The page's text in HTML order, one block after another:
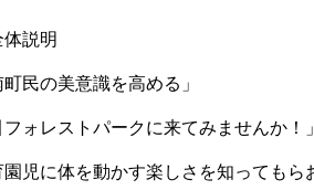
説明
の美意識を高める」
に来てみませんか！」
に体を動かす楽しさを知ってもら